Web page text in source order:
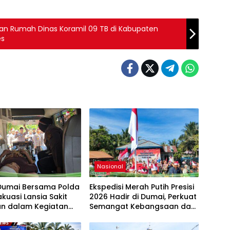
Rumah Dinas Koramil 09 TB di Kabupaten
Bersama Polda
Lansia Sakit
dalam Kegiatan
Nasional
Ekspedisi Merah Putih Presisi
2026 Hadir di Dumai, Perkuat
Semangat Kebangsaan dan